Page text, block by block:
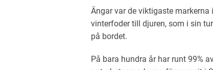
Ängar var de viktigaste
vinterfoder till djuren, som i sin
på bordet.
På bara hundra år har runt 99%